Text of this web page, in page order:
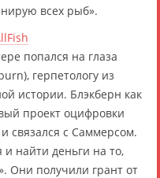
всех рыб».
попался на глаза
герпетологу из
истории. Блэкберн как
проект оцифровки
связался с Саммерсом.
найти деньги на то,
Они получили грант от